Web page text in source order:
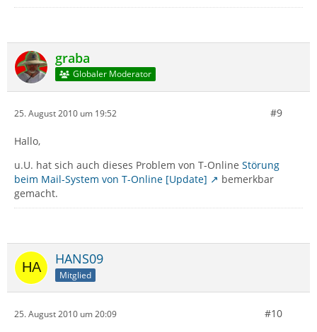
graba
Globaler Moderator
25. August 2010 um 19:52 #9
Hallo,
u.U. hat sich auch dieses Problem von T-Online Störung
beim Mail-System von T-Online [Update]
bemerkbar
gemacht.
HANS09
Mitglied
25. August 2010 um 20:09 #10